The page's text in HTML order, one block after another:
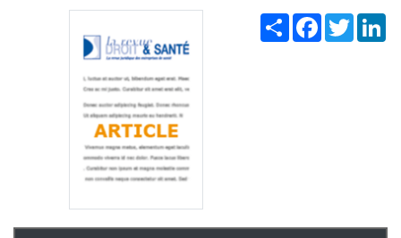
Share Facebook
Twitter